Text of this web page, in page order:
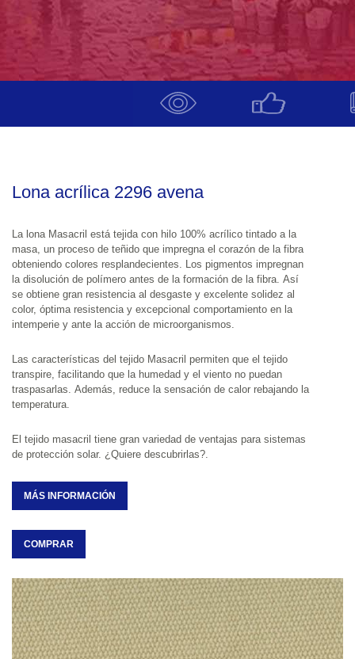
Lona acrílica 2296 avena
La lona Masacril está tejida con hilo 100% acrílico tintado a la
masa, un proceso de teñido que impregna el corazón de la fibra
obteniendo colores resplandecientes. Los pigmentos impregnan
la disolución de polímero antes de la formación de la fibra. Así
se obtiene gran resistencia al desgaste y excelente solidez al
color, óptima resistencia y excepcional comportamiento en la
intemperie y ante la acción de microorganismos.
Las características del tejido Masacril permiten que el tejido
transpire, facilitando que la humedad y el viento no puedan
traspasarlas. Además, reduce la sensación de calor rebajando la
temperatura.
El tejido masacril tiene gran variedad de ventajas para sistemas
de protección solar. ¿Quiere descubrirlas?.
MÁS INFORMACIÓN
COMPRAR